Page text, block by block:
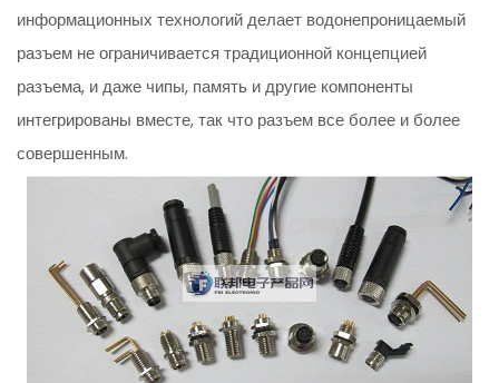
информационных технологий делает водонепроницаемый
разъем не ограничивается традиционной концепцией
разъема, и даже чипы, память и другие компоненты
интегрированы вместе, так что разъем все более и более
совершенным.